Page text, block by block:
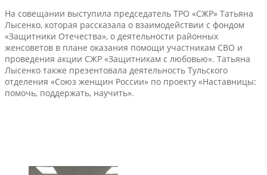
На совещании выступила председатель ТРО «СЖР» Татьяна
Лысенко, которая рассказала о взаимодействии с фондом
«Защитники Отечества», о деятельности районных
женсоветов в плане оказания помощи участникам СВО и
проведения акции СЖР «Защитникам с любовью». Татьяна
Лысенко также презентовала деятельность Тульского
отделения «Союз женщин России» по проекту «Наставницы:
помочь, поддержать, научить».